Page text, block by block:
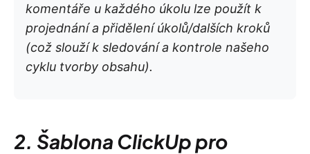
komentáře u každého úkolu lze použít k
projednání a přidělení úkolů/dalších kroků
(což slouží k sledování a kontrole našeho
cyklu tvorby obsahu).
2. Šablona ClickUp pro